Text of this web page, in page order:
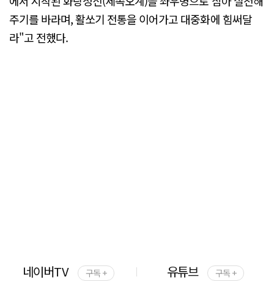
주기를 바라며, 활쏘기 전통을 이어가고 대중화에 힘써달
라"고 전했다.
네이버TV 구독 + 유튜브 구독 +